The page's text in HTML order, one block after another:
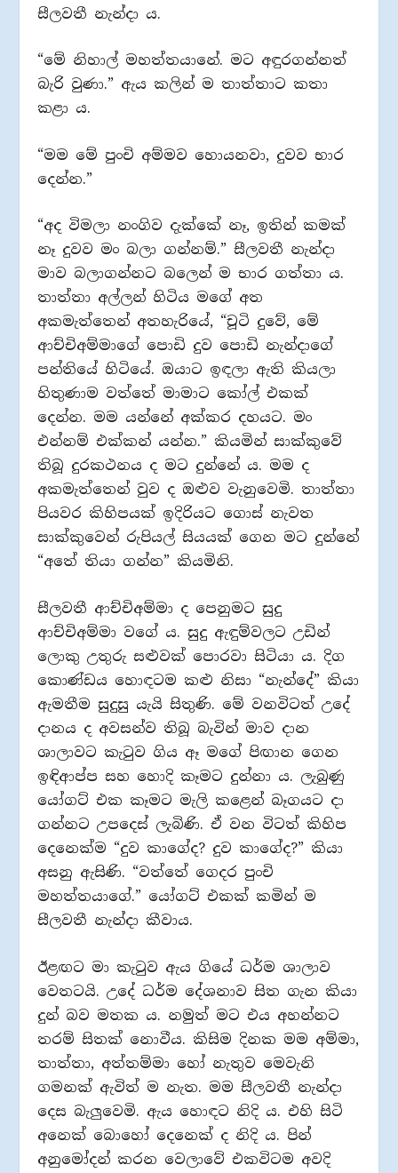
සීලවතී නැන්දා ය.
“මේ නිහාල් මහත්තයානේ. මට අඳුරගන්නත්
බැරි වුණා.” ඇය කලින් ම තාත්තාට කතා
කළා ය.
“මම මේ පුංචි අම්මව හොයනවා, දුවව භාර
දෙන්න.”
“අද විමලා නංගිව දැක්කේ නෑ, ඉතින් කමක්
නෑ දුවව මං බලා ගන්නම්.” සීලවතී නැන්දා
මාව බලාගන්නට බලෙන් ම භාර ගත්තා ය.
තාත්තා අල්ලන් හිටිය මගේ අත
අකමැත්තෙන් අතහැරියේ, “චූටි දුවේ, මේ
ආච්චිඅම්මාගේ පොඩි දුව පොඩි නැන්දාගේ
පන්තියේ හිටියේ. ඔයාට ඉඳලා ඇති කියලා
හිතුණාම වත්තේ මාමාට කෝල් එකක්
දෙන්න. මම යන්නේ අක්කර දහයට. මං
එන්නම් එක්කන් යන්න.” කියමින් සාක්කුවේ
තිබූ දුරකථනය ද මට දුන්නේ ය. මම ද
අකමැත්තෙන් වුව ද ඔළුව වැනුවෙමි. තාත්තා
පියවර කිහිපයක් ඉදිරියට ගොස් නැවත
සාක්කුවෙන් රුපියල් සියයක් ගෙන මට දුන්නේ
“අතේ තියා ගන්න” කියමිනි.
සීලවතී ආච්චිඅම්මා ද පෙනුමට සුදු
ආච්චිඅම්මා වගේ ය. සුදු ඇඳුම්වලට උඩින්
ලොකු උතුරු සළුවක් පොරවා සිටියා ය. දිග
කොණ්ඩය හොඳටම කළු නිසා “නැන්දේ” කියා
ඇමතීම සුදුසු යැයි සිතුණි. මේ වනවිටත් උදේ
දානය ද අවසන්ව තිබූ බැවින් මාව දාන
ශාලාවට කැටුව ගිය ඈ මගේ පිඟාන ගෙන
ඉඳිආප්ප සහ හොදි කෑමට දුන්නා ය. ලැබුණු
යෝගට් එක කෑමට මැලි කළෙන් බෑගයට දා
ගන්නට උපදෙස් ලැබිණි. ඒ වන විටත් කිහිප
දෙනෙක්ම “දුව කාගේද? දුව කාගේද?” කියා
අසනු ඇසිණි. “වත්තේ ගෙදර පුංචි
මහත්තයාගේ.” යෝගට් එකක් කමින් ම
සීලවතී නැන්දා කීවාය.
ඊළඟට මා කැටුව ඇය ගියේ ධර්ම ශාලාව
වෙතටයි. උදේ ධර්ම දේශනාව සිත ගැන කියා
දුන් බව මතක ය. නමුත් මට එය අහන්නට
තරම් සිතක් නොවීය. කිසිම දිනක මම අම්මා,
තාත්තා, අත්තම්මා හෝ නැතුව මෙවැනි
ගමනක් ඇවිත් ම නැත. මම සීලවතී නැන්දා
දෙස බැලුවෙමි. ඇය හොඳට නිදි ය. එහි සිටි
අනෙක් බොහෝ දෙනෙක් ද නිදි ය. පින්
අනුමෝදන් කරන වෙලාවේ එකවිටම අවදි